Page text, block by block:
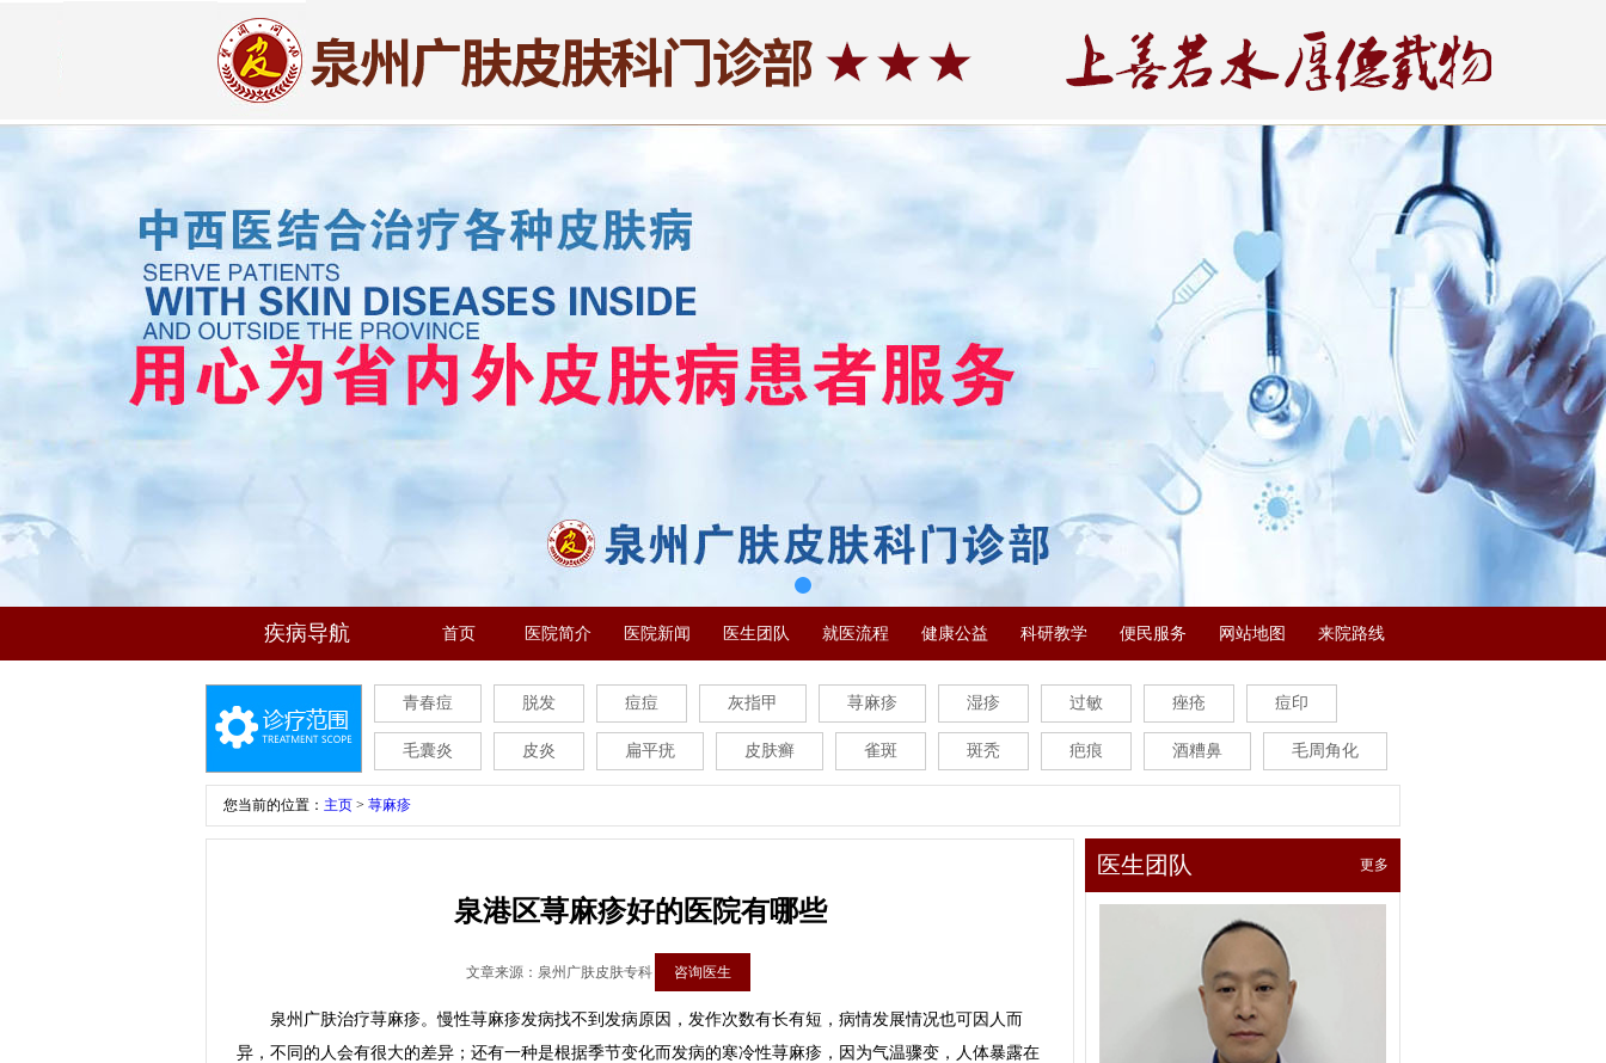
疾病导航 首页 医院简介 医院新闻 医生团队 就医流程 健康公益 科研教学 便民服务 网站地图 来院路线
青春痘 脱发 痘痘 灰指甲 荨麻疹 湿疹 过敏 痤疮 痘印
毛囊炎 皮炎 扁平疣 皮肤癣 雀斑 斑秃 疤痕 酒糟鼻 毛周角化
您当前的位置： 主页 > 荨麻疹
泉港区荨麻疹好的医院有哪些
文章来源：泉州广肤皮肤专科 咨询医生
泉州广肤治疗荨麻疹。慢性荨麻疹发病找不到发病原因，发作次数有长有短，病情发展情况也可因人而
异，不同的人会有很大的差异；还有一种是根据季节变化而发病的寒冷性荨麻疹，因为气温骤变，人体暴露在
医生团队 更多